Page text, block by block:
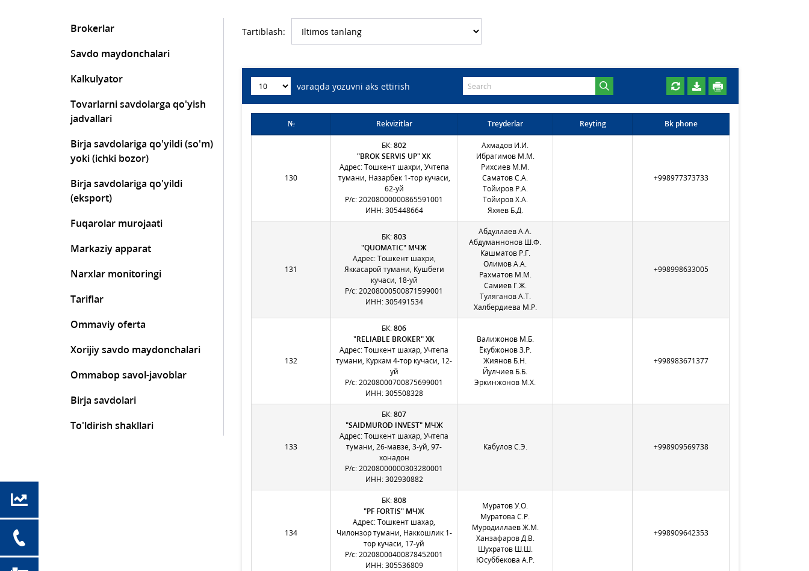
Brokerlar
Savdo maydonchalari
Kalkulyator
Tovarlarni savdolarga qo'yish
jadvallari
Birja savdolariga qo'yildi (so'm)
yoki (ichki bozor)
Birja savdolariga qo'yildi
(eksport)
Fuqarolar murojaati
Markaziy apparat
Narxlar monitoringi
Tariflar
Ommaviy oferta
Xorijiy savdo maydonchalari
Ommabop savol-javoblar
Birja savdolari
To'ldirish shakllari
Tartiblash:
varaqda yozuvni aks ettirish
№ Rekvizitlar Treyderlar Reyting Bk phone
130
БК:802
"BROK SERVIS UP" ХК
Адрес: Тошкент шахри, Учтепа
тумани, Назарбек 1-тор кучаси,
62-уй
Р/с: 20208000000865591001
ИНН: 305448664
Ахмадов И.И.
Ибрагимов М.М.
Рихсиев М.М.
Саматов С.А.
Тойиров Р.А.
Тойиров Х.А.
Яхяев Б.Д.
+998977373733
131
БК:803
"QUOMATIC" МЧЖ
Адрес: Тошкент шахри,
Яккасарой тумани, Кушбеги
кучаси, 18-уй
Р/с: 20208000500871599001
ИНН: 305491534
Абдуллаев А.А.
Абдуманнонов Ш.Ф.
Кашматов Р.Г.
Олимов А.А.
Рахматов М.М.
Самиев Г.Ж.
Туляганов А.Т.
Халбердиева М.Р.
+998998633005
132
БК:806
"RELIABLE BROKER" ХК
Адрес: Тошкент шахар, Учтепа
тумани, Куркам 4-тор кучаси, 12-
уй
Р/с: 20208000700875699001
ИНН: 305508328
Валижонов М.Б.
Ёкубжонов З.Р.
Жиянов Б.Н.
Йулчиев Б.Б.
Эркинжонов М.Х.
+998983671377
133
БК:807
"SAIDMUROD INVEST" МЧЖ
Адрес: Тошкент шахар, Учтепа
тумани, 26-мавзе, 3-уй, 97-
хонадон
Р/с: 20208000000303280001
ИНН: 302930882
Кабулов С.Э. +998909569738
134
БК:808
"PF FORTIS" МЧЖ
Адрес: Тошкент шахар,
Чилонзор тумани, Наккошлик 1-
тор кучаси, 17-уй
Р/с: 20208000400878452001
ИНН: 305536809
Муратов У.О.
Муратова С.Р.
Муродиллаев Ж.М.
Ханзафаров Д.В.
Шухратов Ш.Ш.
Юсуббекова А.Р.
+998909642353